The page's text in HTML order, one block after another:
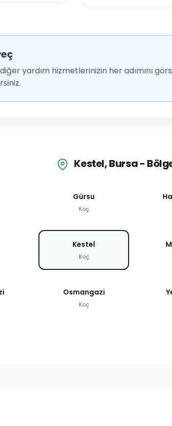
yardım hizmetlerinizin her adımını
Kestel, Bursa -
Gürsu
Koç
Kestel
Koç
Osmangazi
Koç